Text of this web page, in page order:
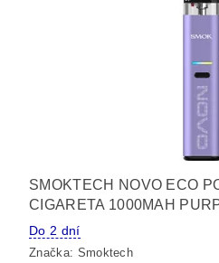
SMOKTECH NOVO ECO
CIGARETA 1000MAH
Do 2 dní
Značka: Smoktech